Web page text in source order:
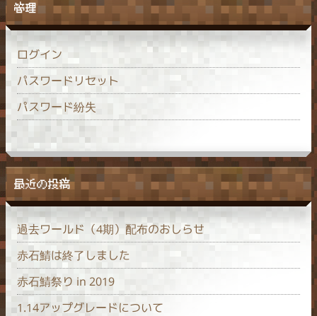
管理
ログイン
パスワードリセット
パスワード紛失
最近の投稿
過去ワールド（4期）配布のおしらせ
赤石鯖は終了しました
赤石鯖祭り in 2019
1.14アップグレードについて